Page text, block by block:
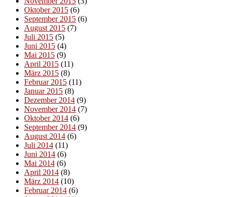
Oktober 2015 (6)
September 2015 (6)
August 2015 (7)
Juli 2015 (5)
Juni 2015 (4)
Mai 2015 (9)
April 2015 (11)
März 2015 (8)
Februar 2015 (11)
Januar 2015 (8)
Dezember 2014 (9)
November 2014 (7)
Oktober 2014 (6)
September 2014 (9)
August 2014 (6)
Juli 2014 (11)
Juni 2014 (6)
Mai 2014 (6)
April 2014 (8)
März 2014 (10)
Februar 2014 (6)